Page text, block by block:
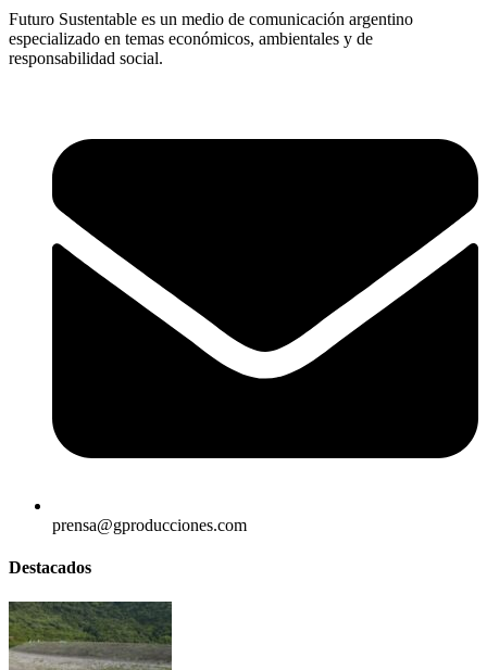
Futuro Sustentable es un medio de comunicación argentino
especializado en temas económicos, ambientales y de
responsabilidad social.
prensa@gproducciones.com
Destacados